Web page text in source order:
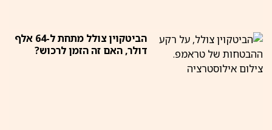
הביטקוין צולל מתחת ל-64 אלף
דולר, האם זה הזמן לרכוש?